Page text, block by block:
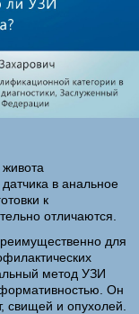
в анальное
к
отличаются.
для
метод УЗИ
Он
свищей и опухолей.